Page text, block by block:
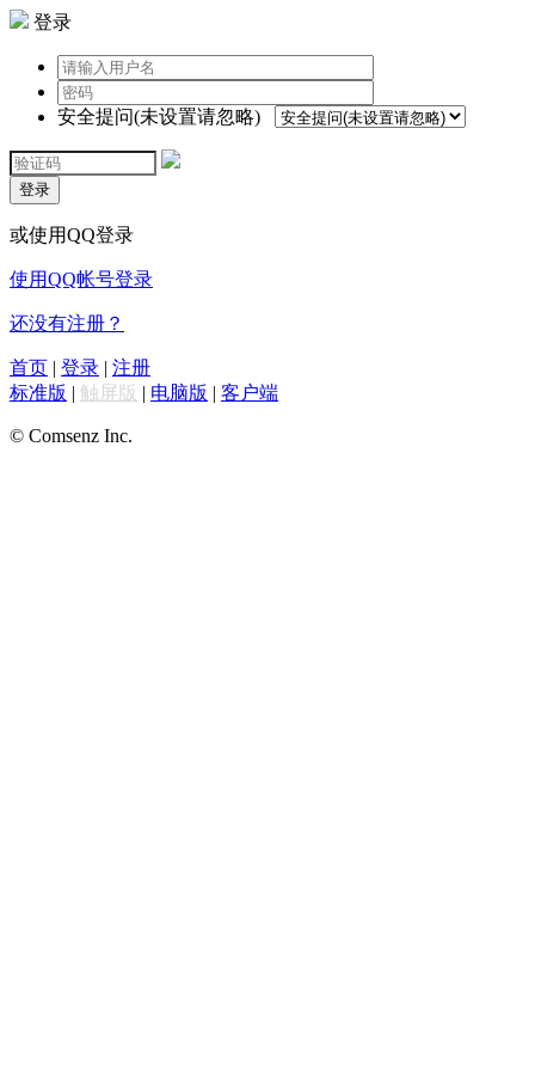
登录
安全提问(未设置请忽略)
登录
或使用QQ登录
使用QQ帐号登录
还没有注册？
首页 | 登录 | 注册
标准版 | 触屏版 | 电脑版 | 客户端
© Comsenz Inc.